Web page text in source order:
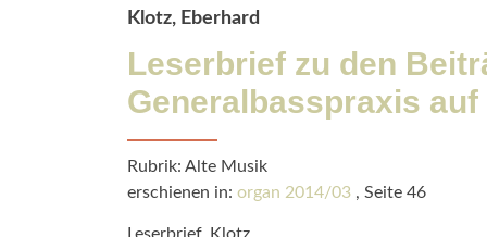
Klotz, Eberhard
Leserbrief zu den
Generalbasspraxis
Rubrik: Alte Musik
erschienen in: organ 2014/03 , Seite 46